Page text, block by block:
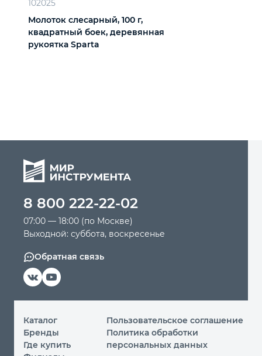
102025
Молоток слесарный, 100 г,
квадратный боек, деревянная
рукоятка Sparta
8 800 222-22-02
07:00 — 18:00 (по Москве)
Выходной: суббота, воскресенье
Обратная связь
Каталог
Бренды
Где купить
Пользовательское соглашение
Политика обработки
персональных данных